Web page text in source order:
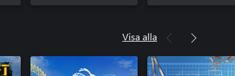
Visa alla